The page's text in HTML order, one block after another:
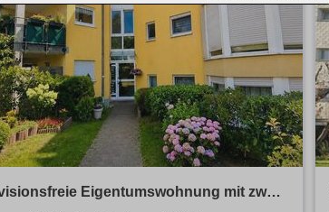
Eigentumswohnung mit zwei